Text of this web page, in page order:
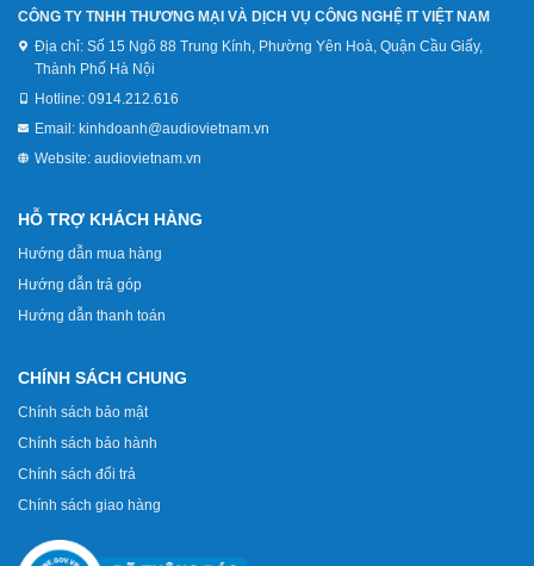
CÔNG TY TNHH THƯƠNG MẠI VÀ DỊCH VỤ CÔNG NGHỆ IT VIỆT NAM
Địa chỉ: Số 15 Ngõ 88 Trung Kính, Phường Yên Hoà, Quận Cầu Giấy,
Thành Phố Hà Nội
Hotline: 0914.212.616
Email: kinhdoanh@audiovietnam.vn
Website: audiovietnam.vn
HỖ TRỢ KHÁCH HÀNG
Hướng dẫn mua hàng
Hướng dẫn trả góp
Hướng dẫn thanh toán
CHÍNH SÁCH CHUNG
Chính sách bảo mật
Chính sách bảo hành
Chính sách đổi trả
Chính sách giao hàng